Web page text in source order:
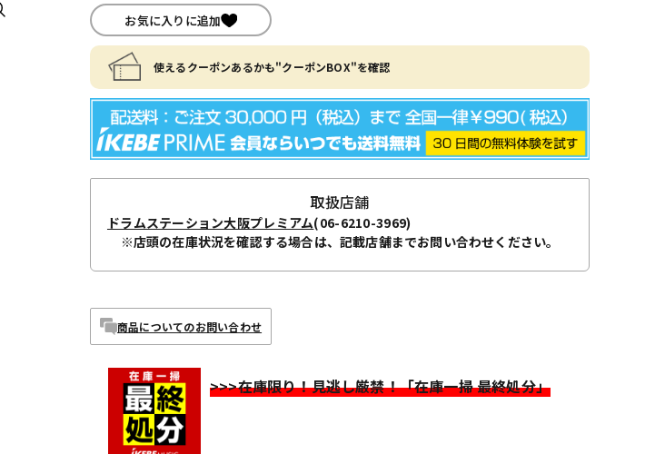
お気に入りに追加
使えるクーポンあるかも"クーポンBOX"を確認
取扱店舗
ドラムステーション大阪プレミアム(06-6210-3969)
※店頭の在庫状況を確認する場合は、記載店舗までお問い合わせください。
商品についてのお問い合わせ
>>>在庫限り！見逃し厳禁！「在庫一掃 最終処分」